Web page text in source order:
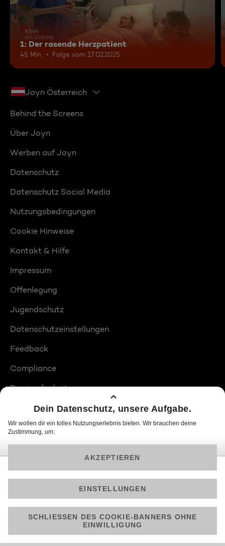
1: Der rasende Herzpatient
45 Min. Folge vom 17.02.2025
Joyn Österreich
Behind the Screens
Über Joyn
Werben auf Joyn
Datenschutz
Datenschutz Social Media
Nutzungsbedingungen
Cookie Hinweise
Kontakt & Hilfe
Impressum
Offenlegung
Jugendschutz
Datenschutzeinstellungen
Feedback
Compliance
Barrierefreiheit
Produktplatzierungen